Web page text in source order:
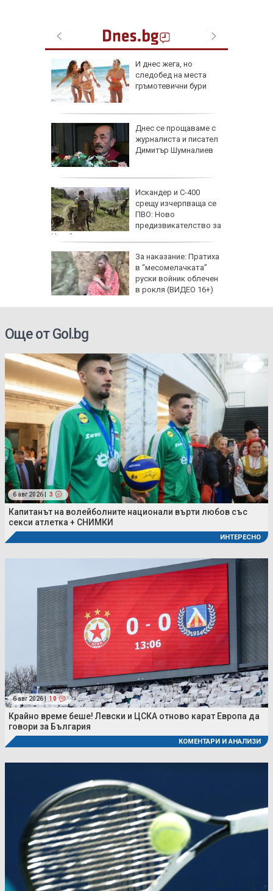
И днес жега, но
следобед на места
гръмотевични бури
Днес се прощаваме с
журналиста и писател
Димитър Шумналиев
Искандер и С-400
срещу изчерпваща се
ПВО: Ново
предизвикателство за
Украйна
За наказание: Пратиха
в “месомелачката”
руски войник облечен
в рокля (ВИДЕО 16+)
Още от Gol.bg
6 авг 2026 | 3
Капитанът на волейболните национали върти любов със
секси атлетка + СНИМКИ
ИНТЕРЕСНО
6 авг 2026 | 10
Крайно време беше! Левски и ЦСКА отново карат Европа да
говори за България
КОМЕНТАРИ И АНАЛИЗИ